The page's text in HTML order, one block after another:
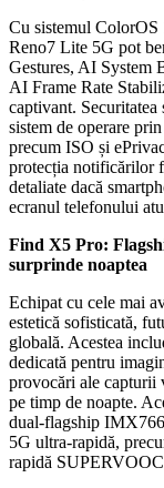
Cu sistemul ColorOS
Reno7 Lite 5G pot
Gestures, AI System
AI Frame Rate
captivant.
sistem de operare
precum ISO și
protecția notificărilor
detaliate dacă
ecranul telefonului
Find X5 Pro:
surprinde noaptea
Echipat cu cele mai
estetică sofisticată,
globală. Acestea
dedicată pentru
provocări ale capturii
pe timp de noapte.
dual-flagship
5G ultra-rapidă,
rapidă